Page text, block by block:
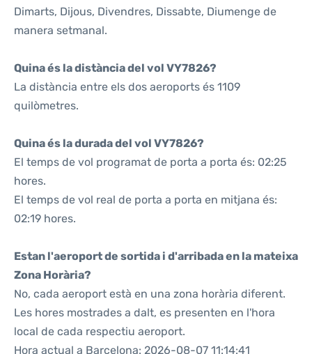
Dimarts, Dijous, Divendres, Dissabte, Diumenge de
manera setmanal.
Quina és la distància del vol VY7826?
La distància entre els dos aeroports és 1109
quilòmetres.
Quina és la durada del vol VY7826?
El temps de vol programat de porta a porta és: 02:25
hores.
El temps de vol real de porta a porta en mitjana és:
02:19 hores.
Estan l'aeroport de sortida i d'arribada en la mateixa
Zona Horària?
No, cada aeroport està en una zona horària diferent.
Les hores mostrades a dalt, es presenten en l'hora
local de cada respectiu aeroport.
Hora actual a Barcelona: 2026-08-07 11:14:41